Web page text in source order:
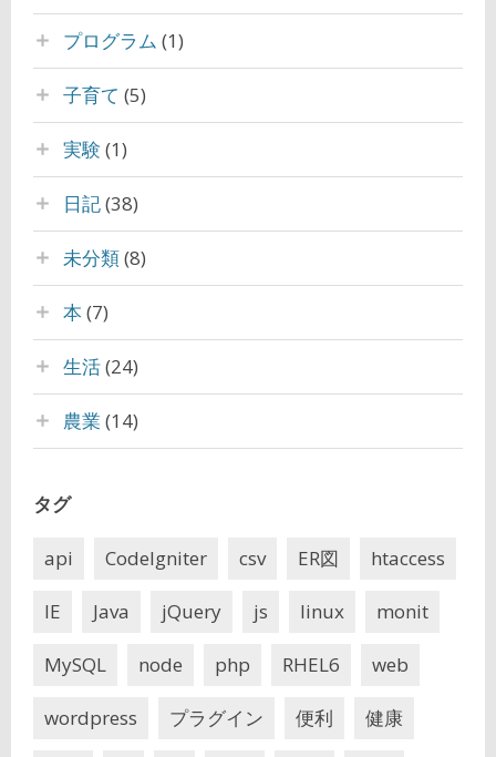
プログラム (1)
子育て (5)
実験 (1)
日記(38)
未分類(8)
本 (7)
生活(24)
農業 (14)
タグ
api CodeIgniter csv ER図 htaccess
IE Java jQuery js linux monit
MySQL node php RHEL6 web
wordpress プラグイン 便利 健康